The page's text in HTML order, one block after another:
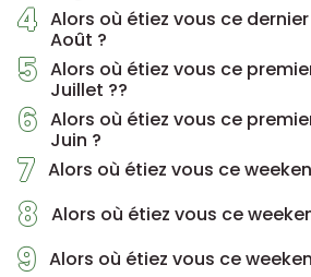
4 Alors où étiez vous ce
Août ?
5 Alors où étiez vous ce
Juillet ??
6 Alors où étiez vous ce
Juin ?
7 Alors où étiez vous ce
8 Alors où étiez vous ce
9 Alors où étiez vous ce